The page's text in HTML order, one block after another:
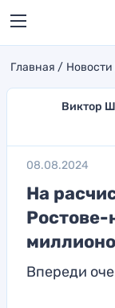
Главная Новости
Виктор
08.08.2024
На
Впереди